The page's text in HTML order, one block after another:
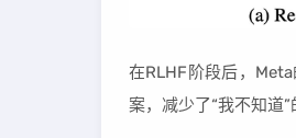
在RLHF阶段后，
案，减少了“我不知道